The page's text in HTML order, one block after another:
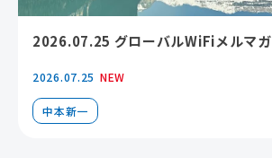
中本新一
2026.07.25 グローバルWiFiメルマガ
2026.07.25 NEW